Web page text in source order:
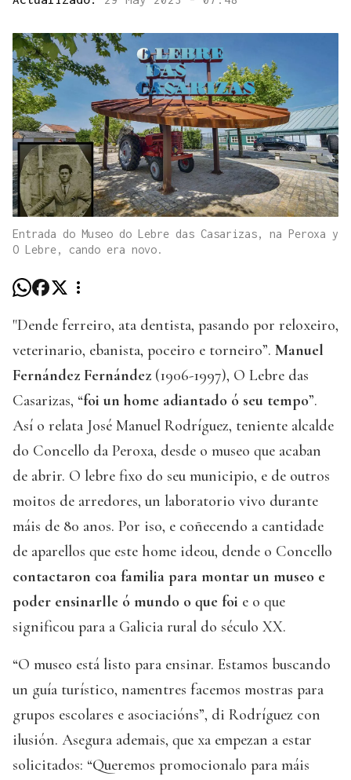
Entrada do Museo do Lebre das Casarizas, na Peroxa y
O Lebre, cando era novo.
"Dende ferreiro, ata dentista, pasando por reloxeiro,
veterinario, ebanista, poceiro e torneiro”. Manuel
Fernández Fernández (1906-1997), O Lebre das
Casarizas, “foi un home adiantado ó seu tempo”.
Así o relata José Manuel Rodríguez, teniente alcalde
do Concello da Peroxa, desde o museo que acaban
de abrir. O lebre fixo do seu municipio, e de outros
moitos de arredores, un laboratorio vivo durante
máis de 80 anos. Por iso, e coñecendo a cantidade
de aparellos que este home ideou, dende o Concello
contactaron coa familia para montar un museo e
poder ensinarlle ó mundo o que foi e o que
significou para a Galicia rural do século XX.
“O museo está listo para ensinar. Estamos buscando
un guía turístico, namentres facemos mostras para
grupos escolares e asociacións”, di Rodríguez con
ilusión. Asegura ademais, que xa empezan a estar
solicitados: “Queremos promocionalo para máis